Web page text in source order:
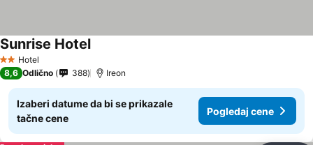
2 Zvezdice
Hotel
Sunrise HotelPogledaj cene
8,6 Odlično 388 Ireon
Izaberi datume da bi se prikazale
tačne cene
Pogledaj cene